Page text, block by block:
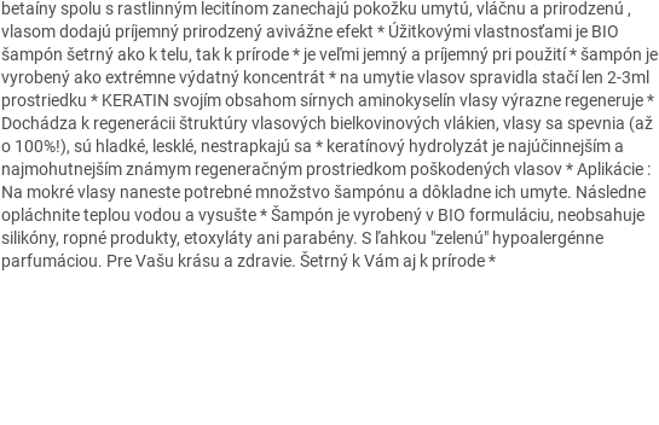
betaíny spolu s rastlinným lecitínom zanechajú pokožku umytú, vláčnu a prirodzenú ,
vlasom dodajú príjemný prirodzený avivážne efekt * Úžitkovými vlastnosťami je BIO
šampón šetrný ako k telu, tak k prírode * je veľmi jemný a príjemný pri použití * šampón je
vyrobený ako extrémne výdatný koncentrát * na umytie vlasov spravidla stačí len 2-3ml
prostriedku * KERATIN svojím obsahom sírnych aminokyselín vlasy výrazne regeneruje *
Dochádza k regenerácii štruktúry vlasových bielkovinových vlákien, vlasy sa spevnia (až
o 100%!), sú hladké, lesklé, nestrapkajú sa * keratínový hydrolyzát je najúčinnejším a
najmohutnejším známym regeneračným prostriedkom poškodených vlasov * Aplikácie :
Na mokré vlasy naneste potrebné množstvo šampónu a dôkladne ich umyte. Následne
opláchnite teplou vodou a vysušte * Šampón je vyrobený v BIO formuláciu, neobsahuje
silikóny, ropné produkty, etoxyláty ani parabény. S ľahkou "zelenú" hypoalergénne
parfumáciou. Pre Vašu krásu a zdravie. Šetrný k Vám aj k prírode *